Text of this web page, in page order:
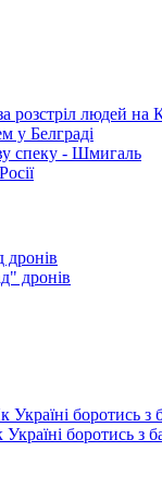
розстріл людей на
у Белграді
спеку - Шмигаль
дронів
боротись з